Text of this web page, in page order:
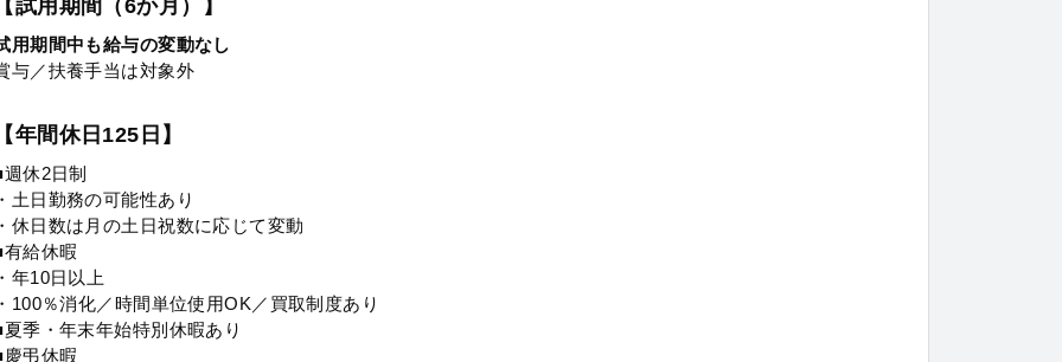
試用期間（6か月）】
用期間中も給与の変動なし
与／扶養手当は対象外
年間休日125日】
休2日制
土日勤務の可能性あり
休日数は月の土日祝数に応じて変動
有給休暇
年10日以上
100％消化／時間単位使用OK／買取制度あり
夏季・年末年始特別休暇あり
慶弔休暇